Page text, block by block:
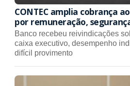
CONTEC amplia cobrança
por remuneração,
Banco recebeu reivindicações
caixa executivo, desempenho
difícil provimento